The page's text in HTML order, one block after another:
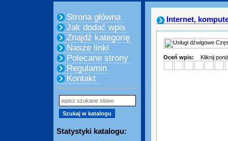
Strona główna
Jak dodać wpis
Znajdź kategorię
Nasze linki
Polecane strony
Regulamin
Kontakt
Statystyki katalogu:
Internet,
Oceń wpis: Kliknij